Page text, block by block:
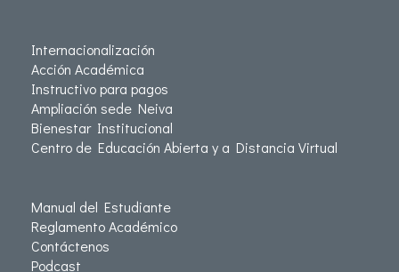
Internacionalización
Acción Académica
Instructivo para pagos
Ampliación sede Neiva
Bienestar Institucional
Centro de Educación Abierta y a Distancia Virtual
Manual del Estudiante
Reglamento Académico
Contáctenos
Podcast